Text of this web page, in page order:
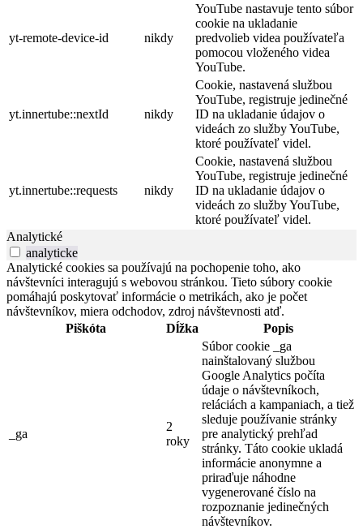
yt-remote-device-id nikdy
YouTube nastavuje tento súbor
cookie na ukladanie
predvolieb videa používateľa
pomocou vloženého videa
YouTube.
yt.innertube::nextId nikdy
Cookie, nastavená službou
YouTube, registruje jedinečné
ID na ukladanie údajov o
videách zo služby YouTube,
ktoré používateľ videl.
yt.innertube::requests nikdy
Cookie, nastavená službou
YouTube, registruje jedinečné
ID na ukladanie údajov o
videách zo služby YouTube,
ktoré používateľ videl.
Analytické
analyticke
Analytické cookies sa používajú na pochopenie toho, ako
návštevníci interagujú s webovou stránkou. Tieto súbory cookie
pomáhajú poskytovať informácie o metrikách, ako je počet
návštevníkov, miera odchodov, zdroj návštevnosti atď.
Piškóta
Dĺžka Popis
_ga
2
roky
Súbor cookie _ga
nainštalovaný službou
Google Analytics počíta
údaje o návštevníkoch,
reláciách a kampaniach, a tiež
sleduje používanie stránky
pre analytický prehľad
stránky. Táto cookie ukladá
informácie anonymne a
priraďuje náhodne
vygenerované číslo na
rozpoznanie jedinečných
návštevníkov.